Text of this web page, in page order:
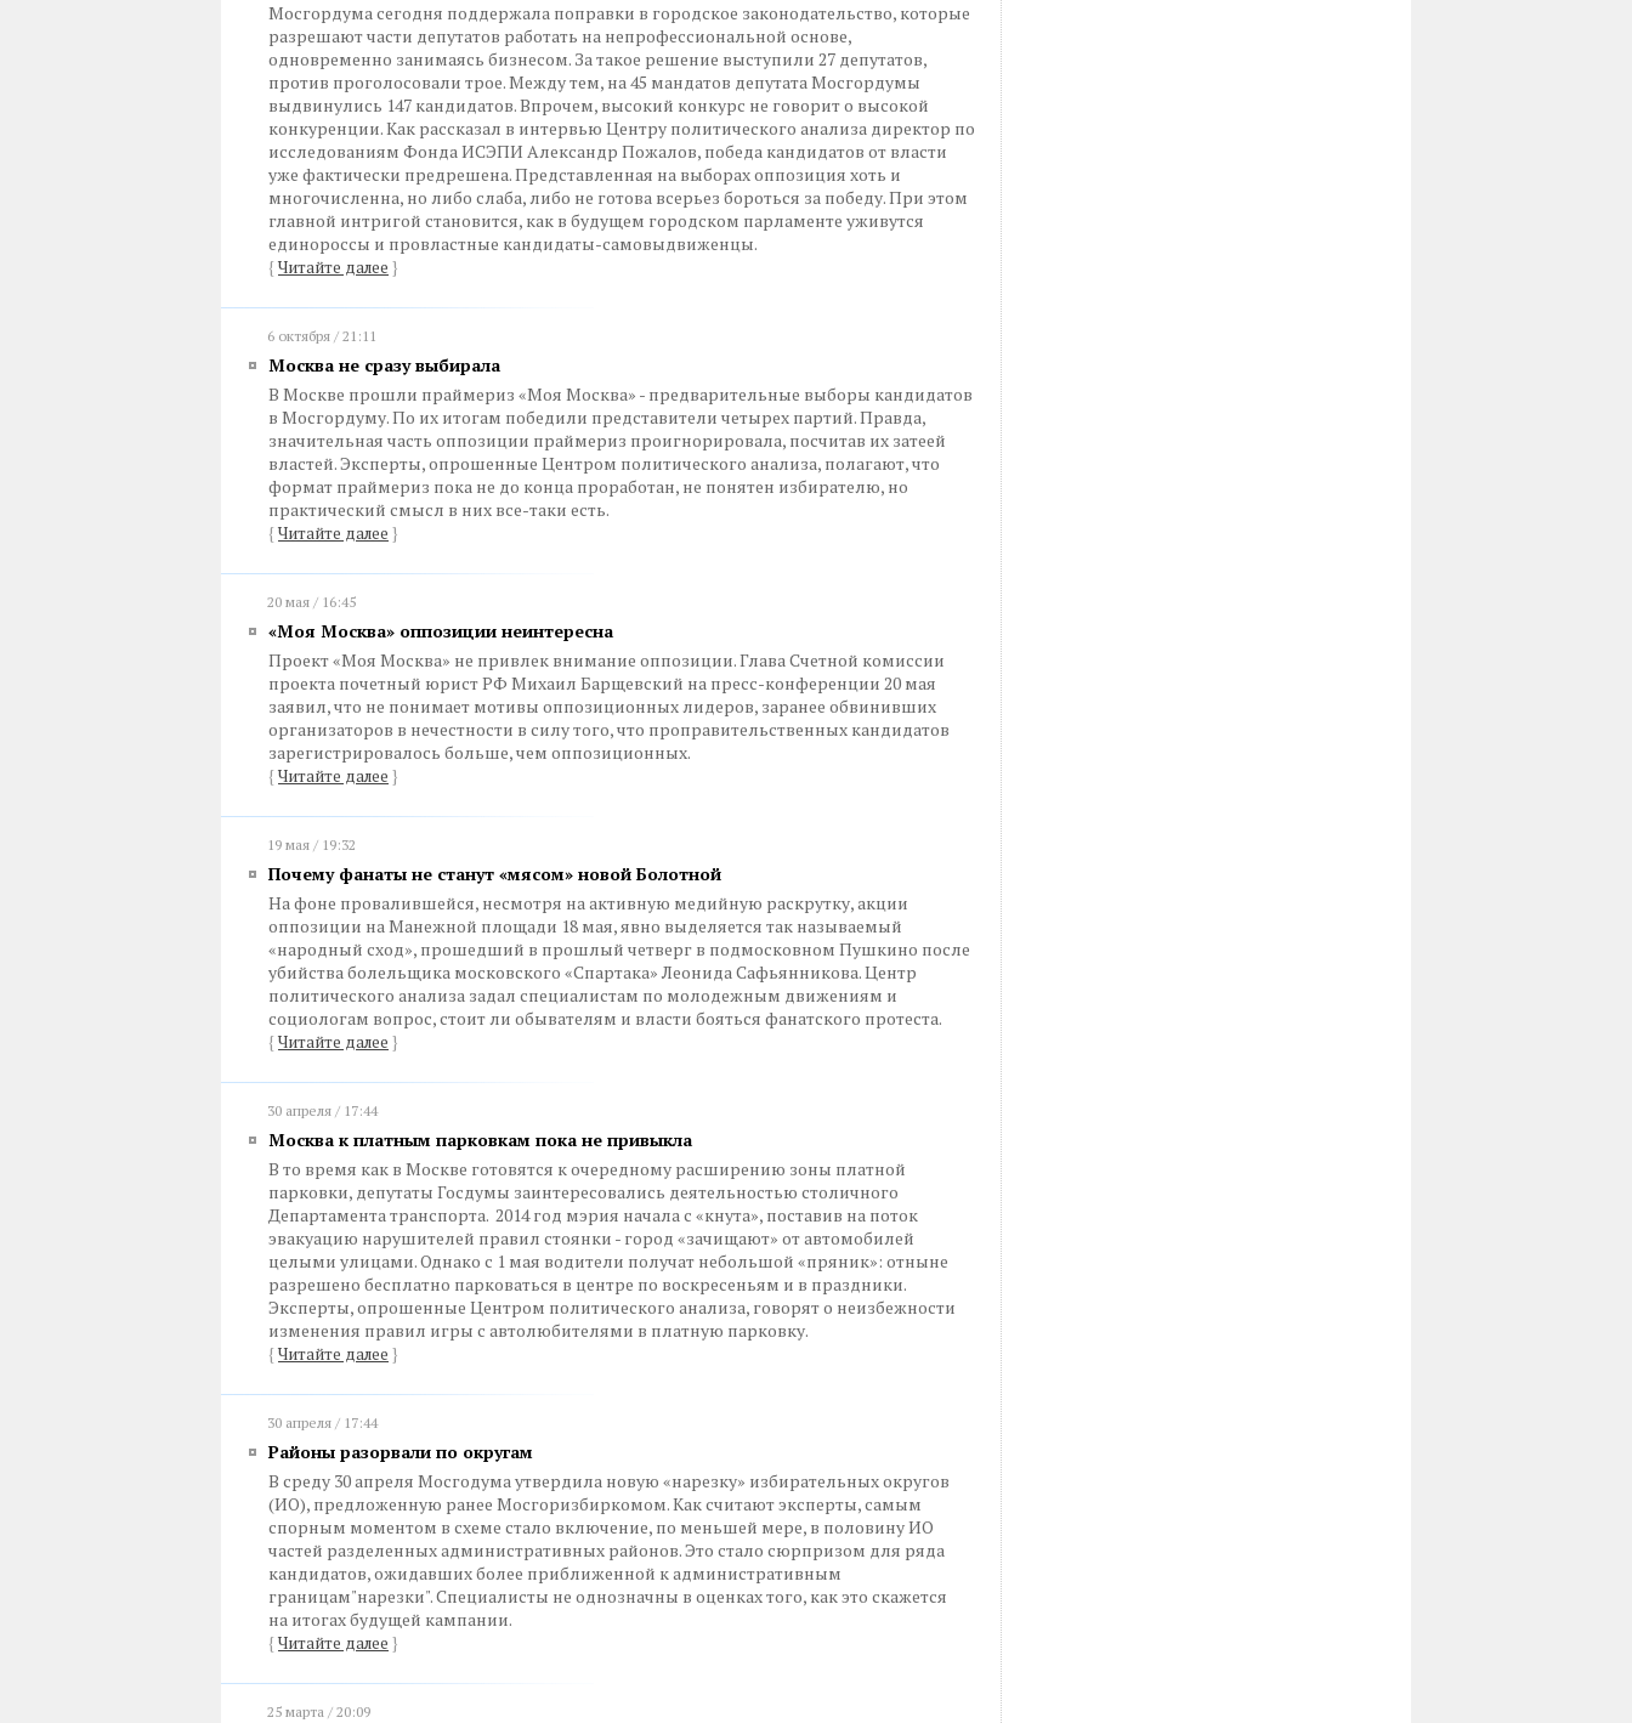
Мосгордума сегодня поддержала поправки в городское законодательство, которые
разрешают части депутатов работать на непрофессиональной основе,
одновременно занимаясь бизнесом. За такое решение выступили 27 депутатов,
против проголосовали трое. Между тем, на 45 мандатов депутата Мосгордумы
выдвинулись 147 кандидатов. Впрочем, высокий конкурс не говорит о высокой
конкуренции. Как рассказал в интервью Центру политического анализа директор по
исследованиям Фонда ИСЭПИ Александр Пожалов, победа кандидатов от власти
уже фактически предрешена. Представленная на выборах оппозиция хоть и
многочисленна, но либо слаба, либо не готова всерьез бороться за победу. При этом
главной интригой становится, как в будущем городском парламенте уживутся
единороссы и провластные кандидаты-самовыдвиженцы.
{ Читайте далее }
6 октября / 21:11
Москва не сразу выбирала
В Москве прошли праймериз «Моя Москва» - предварительные выборы кандидатов
в Мосгордуму. По их итогам победили представители четырех партий. Правда,
значительная часть оппозиции праймериз проигнорировала, посчитав их затеей
властей. Эксперты, опрошенные Центром политического анализа, полагают, что
формат праймериз пока не до конца проработан, не понятен избирателю, но
практический смысл в них все-таки есть.
{ Читайте далее }
20 мая / 16:45
«Моя Москва» оппозиции неинтересна
Проект «Моя Москва» не привлек внимание оппозиции. Глава Счетной комиссии
проекта почетный юрист РФ Михаил Барщевский на пресс-конференции 20 мая
заявил, что не понимает мотивы оппозиционных лидеров, заранее обвинивших
организаторов в нечестности в силу того, что проправительственных кандидатов
зарегистрировалось больше, чем оппозиционных.
{ Читайте далее }
19 мая / 19:32
Почему фанаты не станут «мясом» новой Болотной
На фоне провалившейся, несмотря на активную медийную раскрутку, акции
оппозиции на Манежной площади 18 мая, явно выделяется так называемый
«народный сход», прошедший в прошлый четверг в подмосковном Пушкино после
убийства болельщика московского «Спартака» Леонида Сафьянникова. Центр
политического анализа задал специалистам по молодежным движениям и
социологам вопрос, стоит ли обывателям и власти бояться фанатского протеста.
{ Читайте далее }
30 апреля / 17:44
Москва к платным парковкам пока не привыкла
В то время как в Москве готовятся к очередному расширению зоны платной
парковки, депутаты Госдумы заинтересовались деятельностью столичного
Департамента транспорта. 2014 год мэрия начала с «кнута», поставив на поток
эвакуацию нарушителей правил стоянки - город «зачищают» от автомобилей
целыми улицами. Однако с 1 мая водители получат небольшой «пряник»: отныне
разрешено бесплатно парковаться в центре по воскресеньям и в праздники.
Эксперты, опрошенные Центром политического анализа, говорят о неизбежности
изменения правил игры с автолюбителями в платную парковку.
{ Читайте далее }
30 апреля / 17:44
Районы разорвали по округам
В среду 30 апреля Мосгодума утвердила новую «нарезку» избирательных округов
(ИО), предложенную ранее Мосгоризбиркомом. Как считают эксперты, самым
спорным моментом в схеме стало включение, по меньшей мере, в половину ИО
частей разделенных административных районов. Это стало сюрпризом для ряда
кандидатов, ожидавших более приближенной к административным
границам"нарезки". Специалисты не однозначны в оценках того, как это скажется
на итогах будущей кампании.
{ Читайте далее }
25 марта / 20:09